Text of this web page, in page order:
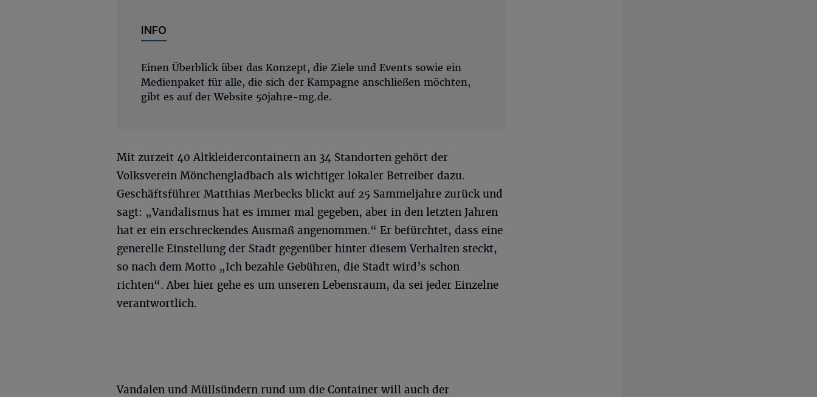
INFO
Einen Überblick über das Konzept, die Ziele und Events sowie ein
Medienpaket für alle, die sich der Kampagne anschließen möchten,
gibt es auf der Website 50jahre-mg.de.
Mit zurzeit 40 Altkleidercontainern an 34 Standorten gehört der
Volksverein Mönchengladbach als wichtiger lokaler Betreiber dazu.
Geschäftsführer Matthias Merbecks blickt auf 25 Sammeljahre zurück und
sagt: „Vandalismus hat es immer mal gegeben, aber in den letzten Jahren
hat er ein erschreckendes Ausmaß angenommen.“ Er befürchtet, dass eine
generelle Einstellung der Stadt gegenüber hinter diesem Verhalten steckt,
so nach dem Motto „Ich bezahle Gebühren, die Stadt wird’s schon
richten“. Aber hier gehe es um unseren Lebensraum, da sei jeder Einzelne
verantwortlich.
Vandalen und Müllsündern rund um die Container will auch der